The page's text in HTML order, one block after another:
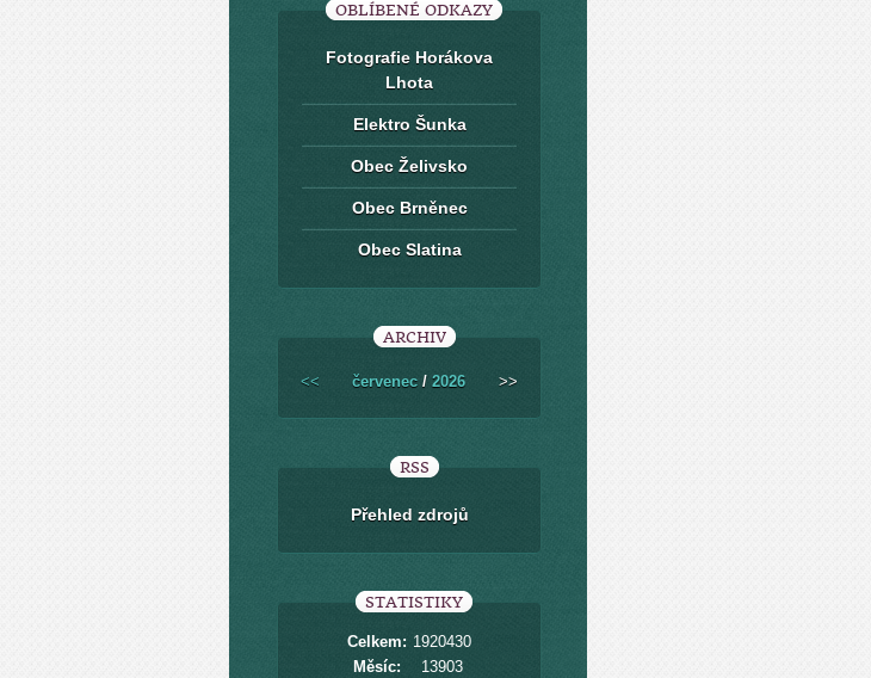
OBLÍBENÉ ODKAZY
Fotografie Horákova
Lhota
Elektro Šunka
Obec Želivsko
Obec Brněnec
Obec Slatina
ARCHIV
<< červenec / 2026 >>
RSS
Přehled zdrojů
STATISTIKY
Celkem: 1920430
Měsíc:
13903